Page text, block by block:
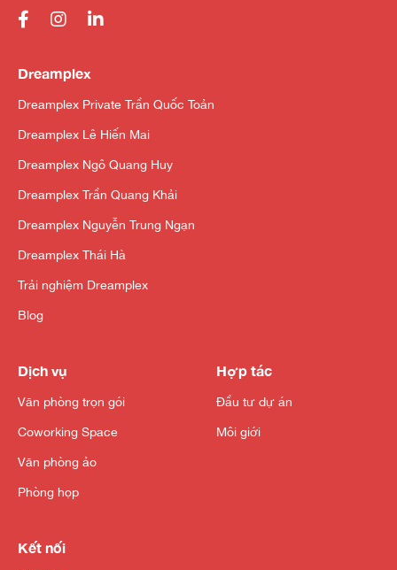
Dreamplex
Dreamplex Private Trần Quốc Toản
Dreamplex Lê Hiến Mai
Dreamplex Ngô Quang Huy
Dreamplex Trần Quang Khải
Dreamplex Nguyễn Trung Ngạn
Dreamplex Thái Hà
Trải nghiệm Dreamplex
Blog
Dịch vụ
Văn phòng trọn gói
Coworking Space
Văn phòng ảo
Phòng họp
Hợp tác
Đầu tư dự án
Môi giới
Kết nối